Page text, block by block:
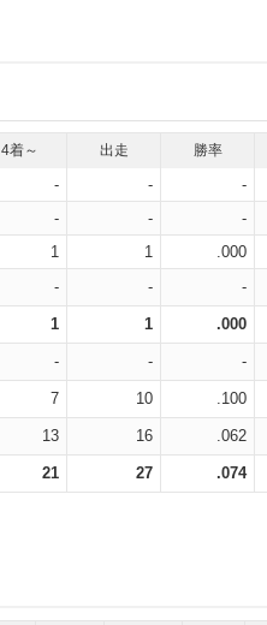
4着～ 出走 勝率
- - -
- - -
1 1 .000
- - -
1 1 .000
- - -
7 10 .100
13 16 .062
21 27 .074